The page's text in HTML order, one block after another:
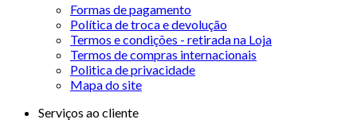
Formas de pagamento
Política de troca e devolução
Termos e condições - retirada na Loja
Termos de compras internacionais
Politica de privacidade
Mapa do site
Serviços ao cliente